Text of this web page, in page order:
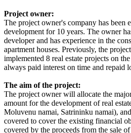
Project owner:
The project owner's company has been
development for 10 years. The owner
developer and has experience in the
apartment houses. Previously, the
implemented 8 real estate projects on
always paid interest on time and repaid
The aim of the project:
The project owner will allocate the
amount for the development of real
Moluvenu namai, Satrininku namai),
covered to cover the existing financial
covered by the proceeds from the sale